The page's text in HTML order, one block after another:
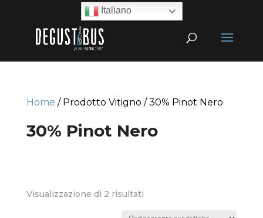
Home / Prodotto Vitigno / 30% Pinot Nero
30% Pinot Nero
Visualizzazione di 2 risultati
Italiano